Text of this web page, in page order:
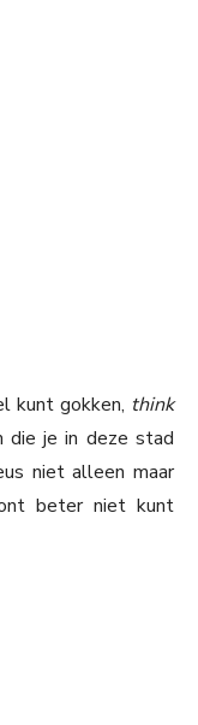
kunt gokken, think
die je in deze stad
niet alleen maar
beter niet kunt